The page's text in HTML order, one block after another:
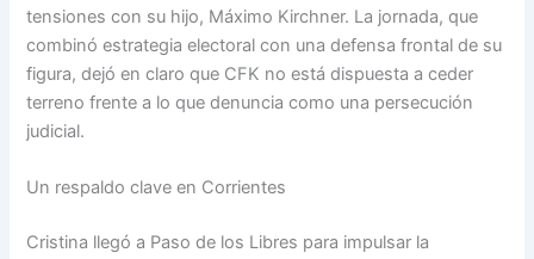
tensiones con su hijo, Máximo Kirchner. La jornada, que
combinó estrategia electoral con una defensa frontal de su
figura, dejó en claro que CFK no está dispuesta a ceder
terreno frente a lo que denuncia como una persecución
judicial.
Un respaldo clave en Corrientes
Cristina llegó a Paso de los Libres para impulsar la